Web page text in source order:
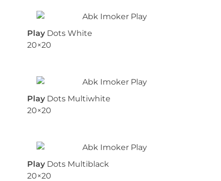
Play Dots White
20×20
Play Dots Multiwhite
20×20
Play Dots Multiblack
20×20